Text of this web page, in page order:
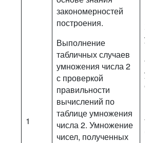
1
закономерностей
построения.
Выполнение
табличных случаев
умножения числа 2
с проверкой
правильности
вычислений по
таблице умножения
числа 2. Умножение
чисел, полученных
с